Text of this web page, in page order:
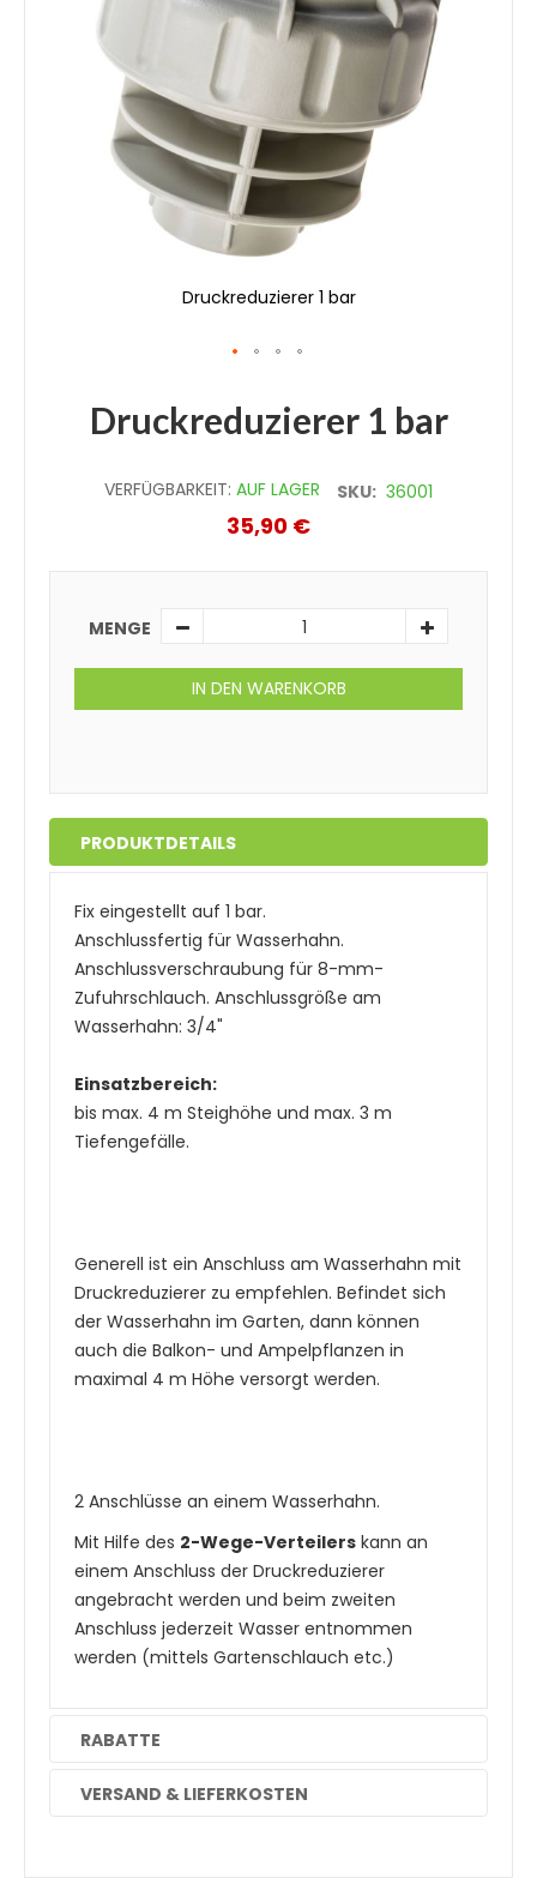
Druckreduzierer 1 bar
Anfang
springen
Druckreduzierer 1 bar
VERFÜGBARKEIT: AUF LAGER SKU: 36001
35,90 €
MENGE
IN DEN WARENKORB
PRODUKTDETAILS
Fix eingestellt auf 1 bar.
Anschlussfertig für Wasserhahn.
Anschlussverschraubung für 8-mm-
Zufuhrschlauch. Anschlussgröße am
Wasserhahn: 3/4"
Einsatzbereich:
bis max. 4 m Steighöhe und max. 3 m
Tiefengefälle.
Generell ist ein Anschluss am Wasserhahn mit
Druckreduzierer zu empfehlen. Befindet sich
der Wasserhahn im Garten, dann können
auch die Balkon- und Ampelpflanzen in
maximal 4 m Höhe versorgt werden.
2 Anschlüsse an einem Wasserhahn.
Mit Hilfe des 2-Wege-Verteilers kann an
einem Anschluss der Druckreduzierer
angebracht werden und beim zweiten
Anschluss jederzeit Wasser entnommen
werden (mittels Gartenschlauch etc.)
RABATTE
VERSAND & LIEFERKOSTEN